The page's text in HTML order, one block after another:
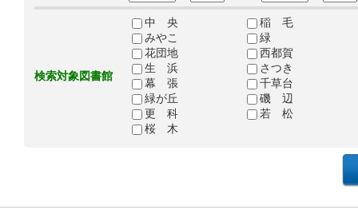
検索対象図書館
中 央
稲 毛
みやこ
緑
花団地
西都賀
生 浜
さつき
幕 張
千草台
緑が丘
磯 辺
更 科
若 松
桜 木